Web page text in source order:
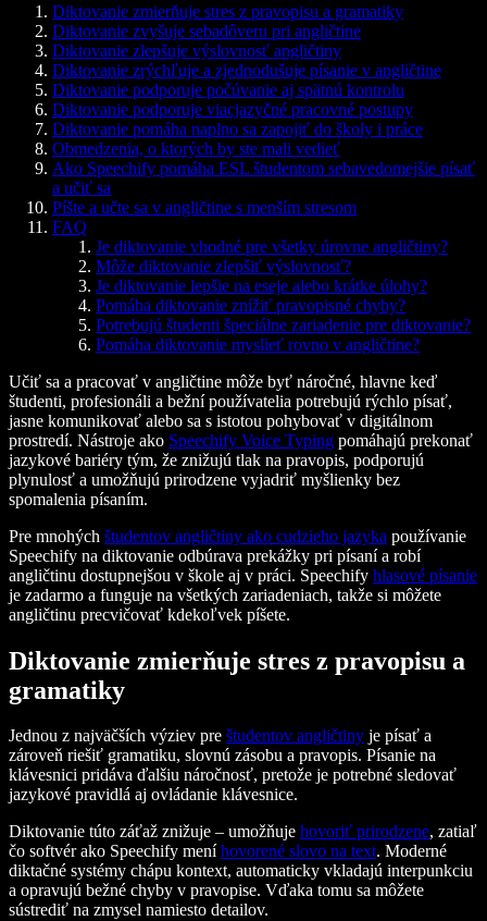
Diktovanie zmierňuje stres z pravopisu a gramatiky
Diktovanie zvyšuje sebadôveru pri angličtine
Diktovanie zlepšuje výslovnosť angličtiny
Diktovanie zrýchľuje a zjednodušuje písanie v angličtine
Diktovanie podporuje počúvanie aj spätnú kontrolu
Diktovanie podporuje viacjazyčné pracovné postupy
Diktovanie pomáha naplno sa zapojiť do školy i práce
Obmedzenia, o ktorých by ste mali vedieť
Ako Speechify pomáha ESL študentom sebavedomejšie písať
a učiť sa
Píšte a učte sa v angličtine s menším stresom
FAQ
Je diktovanie vhodné pre všetky úrovne angličtiny?
Môže diktovanie zlepšiť výslovnosť?
Je diktovanie lepšie na eseje alebo krátke úlohy?
Pomáha diktovanie znížiť pravopisné chyby?
Potrebujú študenti špeciálne zariadenie pre diktovanie?
Pomáha diktovanie myslieť rovno v angličtine?
Učiť sa a pracovať v angličtine môže byť náročné, hlavne keď
študenti, profesionáli a bežní používatelia potrebujú rýchlo písať,
jasne komunikovať alebo sa s istotou pohybovať v digitálnom
prostredí. Nástroje ako Speechify Voice Typing pomáhajú prekonať
jazykové bariéry tým, že znižujú tlak na pravopis, podporujú
plynulosť a umožňujú prirodzene vyjadriť myšlienky bez
spomalenia písaním.
Pre mnohých študentov angličtiny ako cudzieho jazyka používanie
Speechify na diktovanie odbúrava prekážky pri písaní a robí
angličtinu dostupnejšou v škole aj v práci. Speechify hlasové písanie
je zadarmo a funguje na všetkých zariadeniach, takže si môžete
angličtinu precvičovať kdekoľvek píšete.
Diktovanie zmierňuje stres z pravopisu a
gramatiky
Jednou z najväčších výziev pre študentov angličtiny je písať a
zároveň riešiť gramatiku, slovnú zásobu a pravopis. Písanie na
klávesnici pridáva ďalšiu náročnosť, pretože je potrebné sledovať
jazykové pravidlá aj ovládanie klávesnice.
Diktovanie túto záťaž znižuje – umožňuje hovoriť prirodzene, zatiaľ
čo softvér ako Speechify mení hovorené slovo na text. Moderné
diktačné systémy chápu kontext, automaticky vkladajú interpunkciu
a opravujú bežné chyby v pravopise. Vďaka tomu sa môžete
sústrediť na zmysel namiesto detailov.